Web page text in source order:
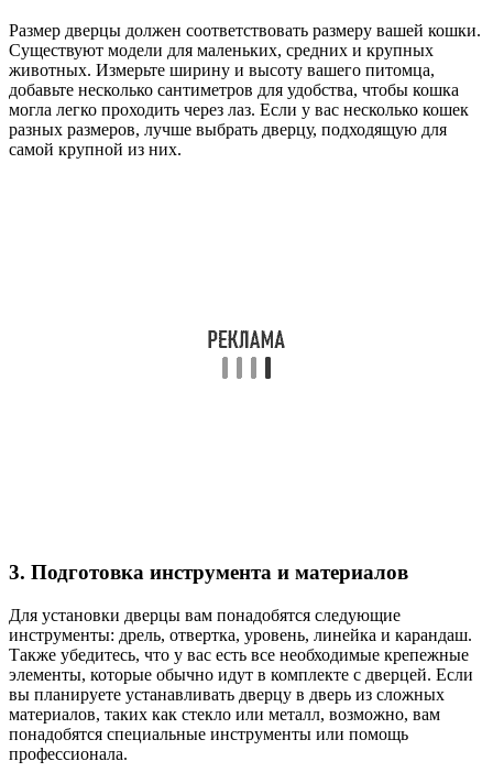
Размер дверцы должен соответствовать размеру вашей кошки.
Существуют модели для маленьких, средних и крупных
животных. Измерьте ширину и высоту вашего питомца,
добавьте несколько сантиметров для удобства, чтобы кошка
могла легко проходить через лаз. Если у вас несколько кошек
разных размеров, лучше выбрать дверцу, подходящую для
самой крупной из них.
3. Подготовка инструмента и материалов
Для установки дверцы вам понадобятся следующие
инструменты: дрель, отвертка, уровень, линейка и карандаш.
Также убедитесь, что у вас есть все необходимые крепежные
элементы, которые обычно идут в комплекте с дверцей. Если
вы планируете устанавливать дверцу в дверь из сложных
материалов, таких как стекло или металл, возможно, вам
понадобятся специальные инструменты или помощь
профессионала.